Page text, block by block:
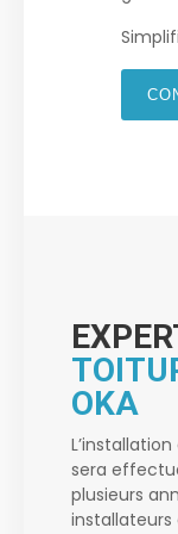
OKA
sera
plusieurs
installateurs